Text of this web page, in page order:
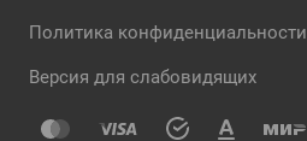
Политика конфиденциальности
Версия для слабовидящих